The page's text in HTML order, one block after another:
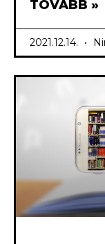
TOVÁBB »
2021.12.14.